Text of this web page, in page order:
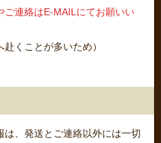
連絡はE-MAILにてお願いい
赴くことが多いため）
、発送とご連絡以外には一切